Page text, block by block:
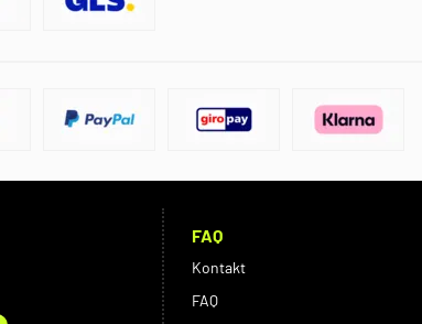
FAQ
Kontakt
FAQ